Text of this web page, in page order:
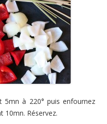
5mn à 220° puis enfournez
10mn. Réservez.